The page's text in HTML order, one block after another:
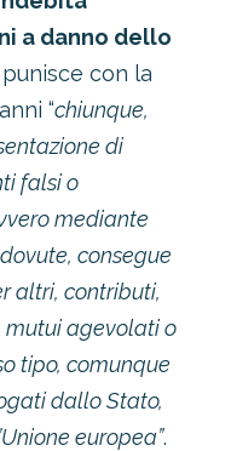
a danno dello
con la
“chiunque,
di
falsi o
mediante
consegue
altri, contributi,
mutui agevolati o
tipo, comunque
dallo Stato,
europea”.